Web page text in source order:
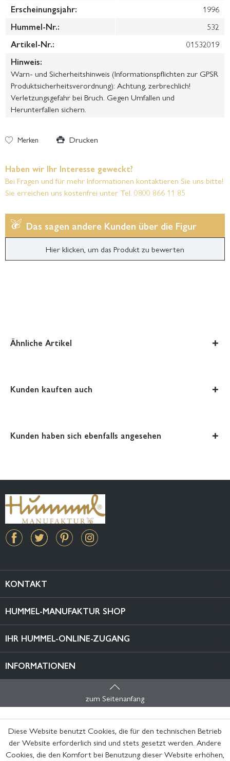
Erscheinungsjahr:
1996
Hummel-Nr.:
532
Artikel-Nr.:
01532019
Hinweis:
Warn- und Sicherheitshinweis (Informationspflichten zur GPSR
Produktsicherheitsverordnung): Achtung, zerbrechlich!
Verletzungsgefahr bei Bruch. Gegen Umfallen und
Herunterfallen sichern.
Merken Drucken
Haben wir Ihr Interesse geweckt?
Bei Fragen und für mehr Informationen kontaktieren Sie uns bitte!
Sie erreichen uns kostenfrei unter Tel. 0800 866 11 85
Das sagen andere Kunden über die Figur
Hier klicken, um das Produkt zu bewerten
Ähnliche Artikel
Kunden kauften auch
Kunden haben sich ebenfalls angesehen
KONTAKT
HUMMEL-MANUFAKTUR SHOP
IHR HUMMEL-ONLINE-ZUGANG
INFORMATIONEN
zum Seitenanfang
Diese Website benutzt Cookies, die für den technischen Betrieb
der Website erforderlich sind und stets gesetzt werden. Andere
Cookies, die den Komfort bei Benutzung dieser Website erhöhen,